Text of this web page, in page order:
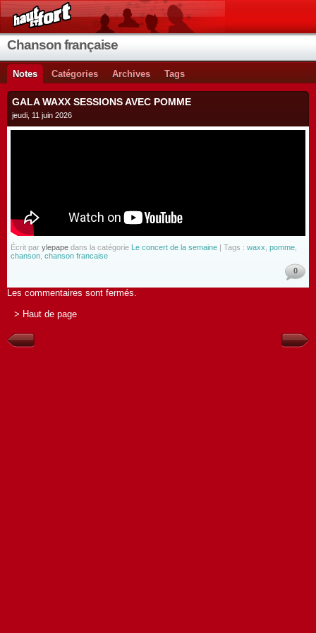
Chanson française
Notes Catégories Archives Tags
GALA WAXX SESSIONS AVEC POMME
jeudi, 11 juin 2026
Écrit par ylepape dans la catégorie Le concert de la semaine | Tags : waxx pomme
chanson chanson francaise
0
Les commentaires sont fermés.
> Haut de page